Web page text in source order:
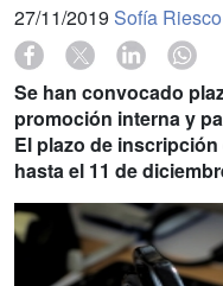
27/11/2019 Sofía Riesco
Se han convocado
promoción interna y
El plazo de
hasta el 11 de